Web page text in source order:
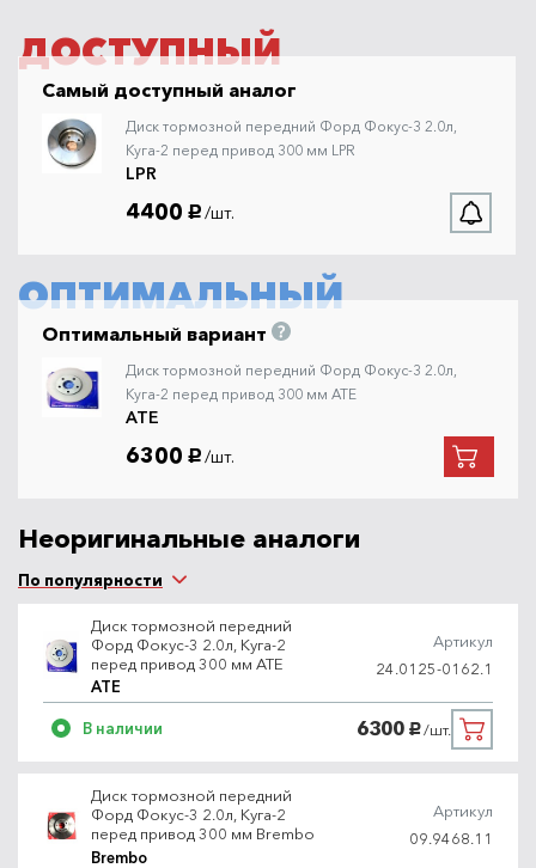
ДОСТУПНЫЙ
Самый доступный аналог
Диск тормозной передний Форд Фокус-3 2.0л,
Куга-2 перед привод 300 мм LPR
LPR
4400 руб. /шт.
ОПТИМАЛЬНЫЙ
Оптимальный вариант
Диск тормозной передний Форд Фокус-3 2.0л,
Куга-2 перед привод 300 мм ATE
ATE
6300 руб. /шт.
Неоригинальные аналоги
По популярности
Диск тормозной передний
Форд Фокус-3 2.0л, Куга-2
перед привод 300 мм ATE
ATE
Артикул
24.0125-0162.1
В наличии 6300 руб./шт.
Диск тормозной передний
Форд Фокус-3 2.0л, Куга-2
перед привод 300 мм Brembo
Brembo
Артикул
09.9468.11